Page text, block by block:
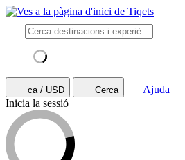
ca / USD Cerca
Ajuda
Inicia la sessió